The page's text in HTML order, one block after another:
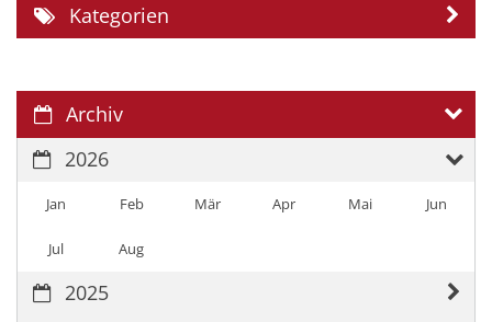
Kategorien
Archiv
2026
Jan Feb Mär Apr Mai Jun
Jul Aug
2025